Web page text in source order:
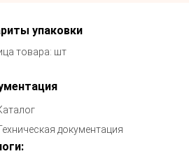
упаковки
товара: шт
документация